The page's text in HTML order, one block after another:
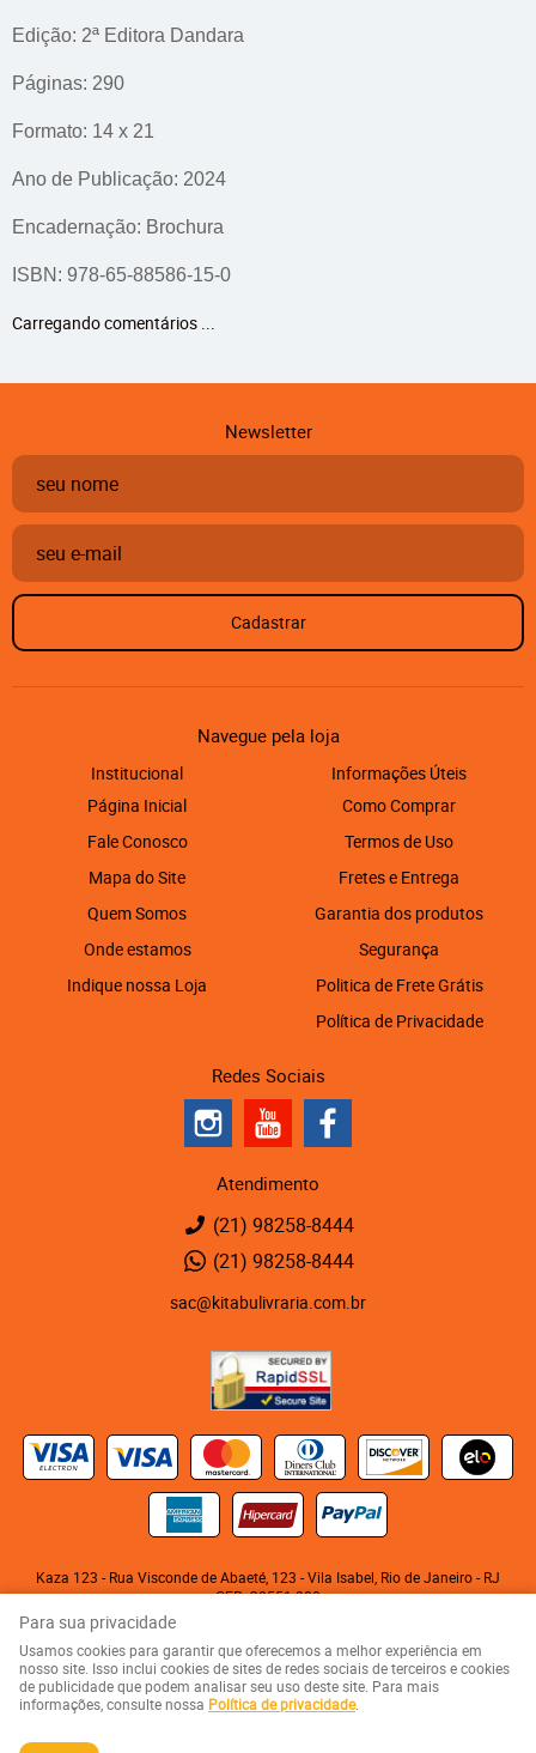
Edição: 2ª Editora Dandara
Páginas: 290
Formato: 14 x 21
Ano de Publicação: 2024
Encadernação: Brochura
ISBN: 978-65-88586-15-0
Carregando comentários ...
Newsletter
Cadastrar
Navegue pela loja
Institucional
Página Inicial
Fale Conosco
Mapa do Site
Quem Somos
Onde estamos
Indique nossa Loja
Informações Úteis
Como Comprar
Termos de Uso
Fretes e Entrega
Garantia dos produtos
Segurança
Politica de Frete Grátis
Política de Privacidade
Redes Sociais
Atendimento
(21) 98258-8444
(21) 98258-8444
sac@kitabulivraria.com.br
Kaza 123 - Rua Visconde de Abaeté, 123 -Vila Isabel, Rio de Janeiro- RJ
CEP: 20551-080
KITABU LIVRARIA NEGRA E EDITORA LTDA
LOJA VIRTUAL CRIADA POR
Para sua privacidade
Usamos cookies para garantir que oferecemos a melhor experiência em
nosso site. Isso inclui cookies de sites de redes sociais de terceiros e cookies
de publicidade que podem analisar seu uso deste site. Para mais
informações, consulte nossa Política de privacidade.